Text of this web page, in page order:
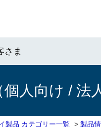
さま
人向け / 法
製品 カテゴリー一覧 > 製品